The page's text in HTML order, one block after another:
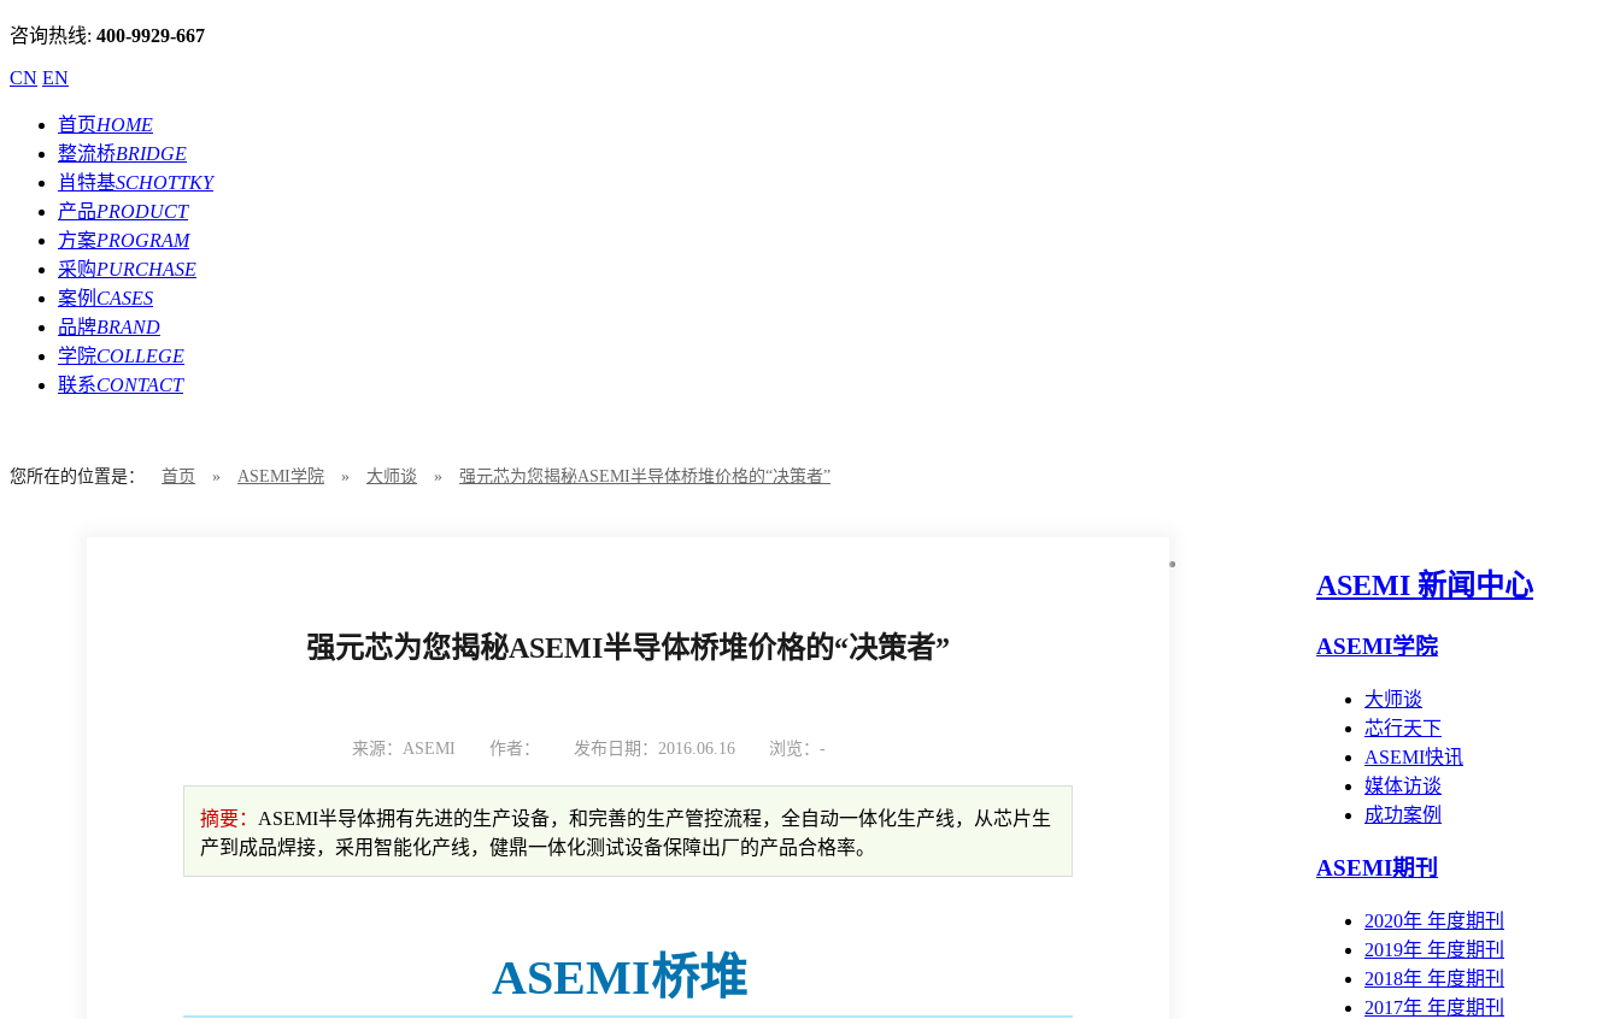
咨询热线: 400-9929-667
CN EN
首页HOME
整流桥BRIDGE
肖特基SCHOTTKY
产品PRODUCT
方案PROGRAM
采购PURCHASE
案例 CASES
品牌BRAND
学院COLLEGE
联系CONTACT
您所在的位置是： 首页 » ASEMI学院 » 大师谈 » 强元芯为您揭秘ASEMI半导体桥堆价格的“决策者”
强元芯为您揭秘ASEMI半导体桥堆价格的“决策者”
来源：ASEMI 作者： 发布日期：2016.06.16 浏览： -
摘要： ASEMI半导体拥有先进的生产设备，和完善的生产管控流程，全自动一体化生产线，从芯片生
产到成品焊接，采用智能化产线，健鼎一体化测试设备保障出厂的产品合格率。
ASEMI桥堆
ASEMI 新闻中心
ASEMI学院
大师谈
芯行天下
ASEMI快讯
媒体访谈
成功案例
ASEMI期刊
2020年 年度期刊
2019年 年度期刊
2018年 年度期刊
2017年 年度期刊